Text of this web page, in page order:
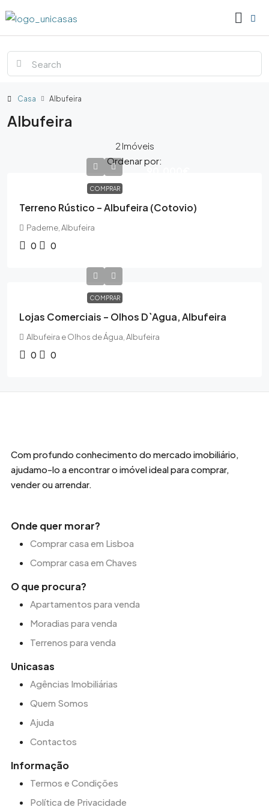
Casa Albufeira
Albufeira
2 Imóveis
Ordenar por:
COMPRAR
Terreno Rústico – Albufeira (Cotovio)
Paderne, Albufeira
0 0
COMPRAR
Lojas Comerciais – Olhos D`Agua, Albufeira
Albufeira e Olhos de Água, Albufeira
0 0
Com profundo conhecimento do mercado imobiliário,
ajudamo-lo a encontrar o imóvel ideal para comprar,
vender ou arrendar.
Onde quer morar?
Comprar casa em Lisboa
Comprar casa em Chaves
O que procura?
Apartamentos para venda
Moradias para venda
Terrenos para venda
Unicasas
Agências Imobiliárias
Quem Somos
Ajuda
Contactos
Informação
Termos e Condições
Política de Privacidade